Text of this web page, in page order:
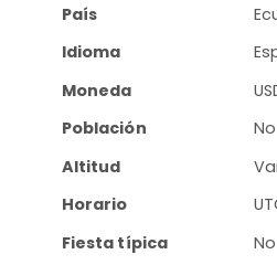
País
Idioma
Moneda
Población
Altitud
Horario
Fiesta típica